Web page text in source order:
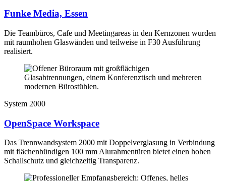
Funke Media, Essen
Die Teambüros, Cafe und Meetingareas in den Kernzonen wurden
mit raumhohen Glaswänden und teilweise in F30 Ausführung
realisiert.
System 2000
OpenSpace Workspace
Das Trennwandsystem 2000 mit Doppelverglasung in Verbindung
mit flächenbündigen 100 mm Alurahmentüren bietet einen hohen
Schallschutz und gleichzeitig Transparenz.